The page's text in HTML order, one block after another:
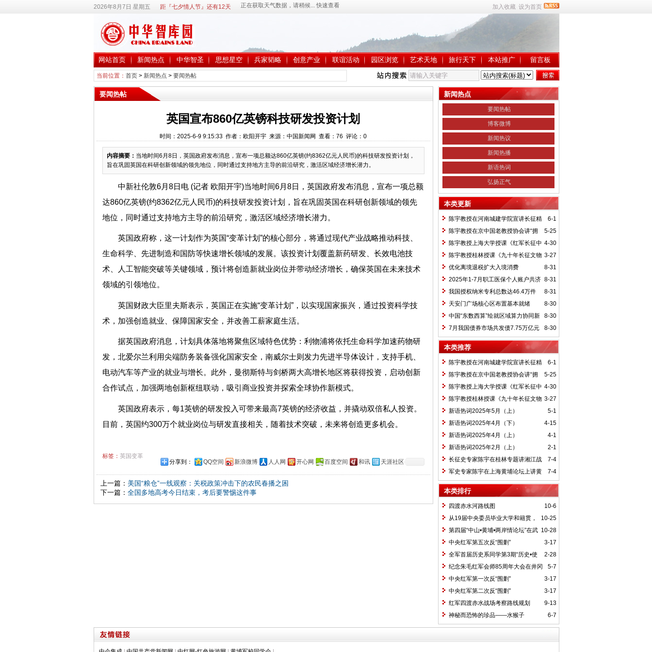
2026年8月7日 星期五 距『七夕情人节』还有12天 加入收藏 设为首页
网站首页 新闻热点 中华智圣 思想星空 兵家韬略 创意产业 联谊活动 园区浏览 艺术天地 旅行天下 本站推广 留言板
当前位置： 首页> 新闻热点 > 要闻热帖
要闻热帖
英国宣布860亿英镑科技研发投资计划
时间：2025-6-9 9:15:33 作者：欧阳开宇 来源：中国新闻网 查看： 76 评论： 0
内容摘要： 当地时间6月8日，英国政府发布消息，宣布一项总额达860亿英镑(约8362亿元人民币)的科技研发投资计划，
旨在巩固英国在科研创新领域的领先地位，同时通过支持地方主导的前沿研究，激活区域经济增长潜力。
中新社伦敦6月8日电 (记者 欧阳开宇)当地时间6月8日，英国政府发布消息，宣布一项总额
达860亿英镑(约8362亿元人民币)的科技研发投资计划，旨在巩固英国在科研创新领域的领先
地位，同时通过支持地方主导的前沿研究，激活区域经济增长潜力。
英国政府称，这一计划作为英国“变革计划”的核心部分，将通过现代产业战略推动科技、
生命科学、先进制造和国防等快速增长领域的发展。该投资计划覆盖新药研发、长效电池技
术、人工智能突破等关键领域，预计将创造新就业岗位并带动经济增长，确保英国在未来技术
领域的引领地位。
英国财政大臣里夫斯表示，英国正在实施“变革计划”，以实现国家振兴，通过投资科学技
术，加强创造就业、保障国家安全，并改善工薪家庭生活。
据英国政府消息，计划具体落地将聚焦区域特色优势：利物浦将依托生命科学加速药物研
发，北爱尔兰利用尖端防务装备强化国家安全，南威尔士则发力先进半导体设计，支持手机、
电动汽车等产业的就业与增长。此外，曼彻斯特与剑桥两大高增长地区将获得投资，启动创新
合作试点，加强两地创新枢纽联动，吸引商业投资并探索全球协作新模式。
英国政府表示，每1英镑的研发投入可带来最高7英镑的经济收益，并撬动双倍私人投资。
目前，英国约300万个就业岗位与研发直接相关，随着技术突破，未来将创造更多机会。
标签： 英国变革
分享到：
QQ空间 新浪微博 人人网 开心网 百度空间 和讯 天涯社区
上一篇： 美国“粮仓”一线观察：关税政策冲击下的农民春播之困
下一篇： 全国多地高考今日结束，考后要警惕这件事
新闻热点
要闻热帖
博客微博
新闻热议
新闻热播
新语热词
弘扬正气
本类更新
6-1
陈宇教授在河南城建学院宣讲长征精
神及红25军长征史
5-25
陈宇教授在京中国老教授协会讲“拥
抱中华新文明”
4-30
陈宇教授上海大学授课《红军长征中
的黄埔师生》
3-27
陈宇教授桂林授课《九十年长征文物
鉴赏》
8-31
优化离境退税扩大入境消费
8-31
2025年1-7月职工医保个人账户共济
2.31亿人次 共济金额304.57亿元
8-31
我国授权纳米专利总数达46.4万件
8-30
天安门广场核心区布置基本就绪
8-30
中国“东数西算”绘就区域算力协同新
图景
8-30
7月我国债券市场共发债7.75万亿元
本类推荐
6-1
陈宇教授在河南城建学院宣讲长征精
神及红25军长征史
5-25
陈宇教授在京中国老教授协会讲“拥
抱中华新文明”
4-30
陈宇教授上海大学授课《红军长征中
的黄埔师生》
3-27
陈宇教授桂林授课《九十年长征文物
鉴赏》
5-1
新语热词2025年5月（上）
4-15
新语热词2025年4月（下）
4-1
新语热词2025年4月（上）
2-1
新语热词2025年2月（上）
7-4
长征史专家陈宇在桂林专题讲湘江战
役精神
7-4
军史专家陈宇在上海黄埔论坛上讲黄
埔精神与国家统一大业
本类排行
10-6
四渡赤水河路线图
10-25
从19届中央委员毕业大学和籍贯，
看当代中国文化区域积淀
10-28
第四届“中山•黄埔•两岸情论坛”在武
汉举行
3-17
中央红军第五次反“围剿”
2-28
全军首届历史系同学第3期“历史•使
命”论坛纪要
5-7
纪念朱毛红军会师85周年大会在井冈
山召开
3-17
中央红军第一次反“围剿”
3-17
中央红军第二次反“围剿”
9-13
红军四渡赤水战场考察路线规划
6-7
神秘而恐怖的珍品——水猴子